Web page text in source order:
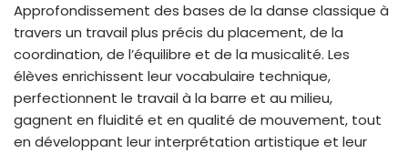
Approfondissement des bases de la danse classique à
travers un travail plus précis du placement, de la
coordination, de l’équilibre et de la musicalité. Les
élèves enrichissent leur vocabulaire technique,
perfectionnent le travail à la barre et au milieu,
gagnent en fluidité et en qualité de mouvement, tout
en développant leur interprétation artistique et leur